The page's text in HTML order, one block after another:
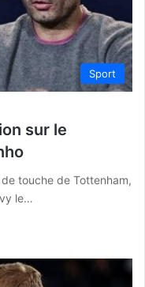
Sport
sur le
touche de Tottenham,
le…